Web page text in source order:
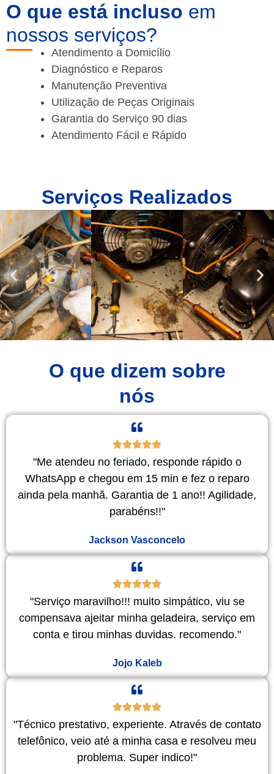
O que está incluso em
nossos serviços?
Atendimento a Domicílio
Diagnóstico e Reparos
Manutenção Preventiva
Utilização de Peças Originais
Garantia do Serviço 90 dias
Atendimento Fácil e Rápido
Serviços Realizados
O que dizem sobre
nós
"Me atendeu no feriado, responde rápido o
WhatsApp e chegou em 15 min e fez o reparo
ainda pela manhã. Garantia de 1 ano!! Agilidade,
parabéns!!"
Jackson Vasconcelo
"Serviço maravilho!!! muito simpático, viu se
compensava ajeitar minha geladeira, serviço em
conta e tirou minhas duvidas. recomendo."
Jojo Kaleb
"Técnico prestativo, experiente. Através de contato
telefônico, veio até a minha casa e resolveu meu
problema. Super indico!"